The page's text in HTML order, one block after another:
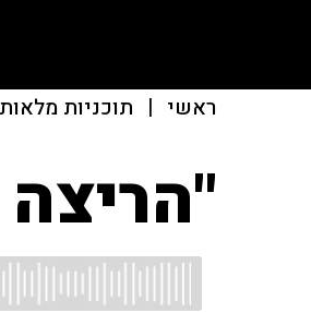
ראשי | תוכניות מלאות